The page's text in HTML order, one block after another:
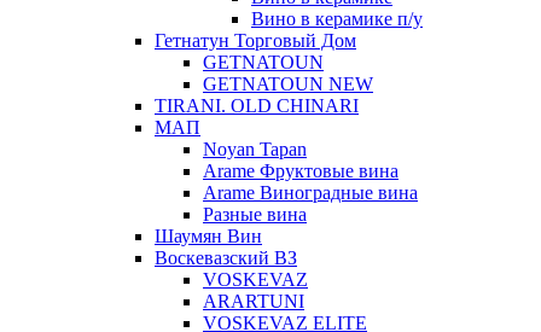
Вино в керамике п/у
Гетнатун Торговый Дом
GETNATOUN
GETNATOUN NEW
TIRANI. OLD CHINARI
МАП
Noyan Tapan
Arame Фруктовые вина
Arame Виноградные вина
Разные вина
Шаумян Вин
Воскевазский ВЗ
VOSKEVAZ
ARARTUNI
VOSKEVAZ ELITE